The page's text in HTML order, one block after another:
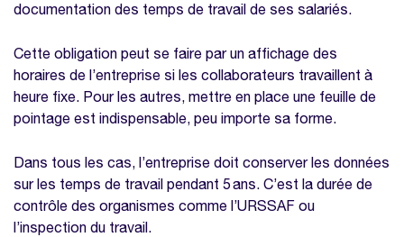
documentation des temps de travail de ses salariés.
Cette obligation peut se faire par un affichage des
horaires de l’entreprise si les collaborateurs travaillent à
heure fixe. Pour les autres, mettre en place une feuille de
pointage est indispensable, peu importe sa forme.
Dans tous les cas, l’entreprise doit conserver les données
sur les temps de travail pendant 5 ans. C’est la durée de
contrôle des organismes comme l’URSSAF ou
l’inspection du travail.